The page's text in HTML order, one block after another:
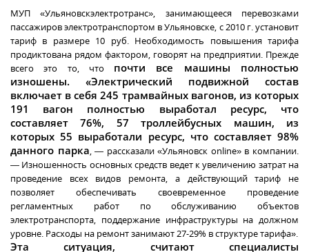
МУП «Ульяновскэлектротранс», занимающееся перевозками
пассажиров электротранспортом в Ульяновске, с 2010 г. установит
тариф в размере 10 руб. Необходимость повышения тарифа
продиктована рядом фактором, говорят на предприятии. Прежде
всего это то, что почти все машины полностью
изношены. «Электрический подвижной состав
включает в себя 245 трамвайных вагонов, из которых
191 вагон полностью выработал ресурс, что
составляет 76%, 57 троллейбусных машин, из
которых 55 выработали ресурс, что составляет 98%
данного парка, — рассказали «Ульяновск online» в компании.
— Изношенность основных средств ведет к увеличению затрат на
проведение всех видов ремонта, а действующий тариф не
позволяет обеспечивать своевременное проведение
регламентных работ по обслуживанию объектов
электротранспорта, поддержание инфраструктуры на должном
уровне. Расходы на ремонт занимают 27-29% в структуре тарифа».
Эта ситуация, считают специалисты